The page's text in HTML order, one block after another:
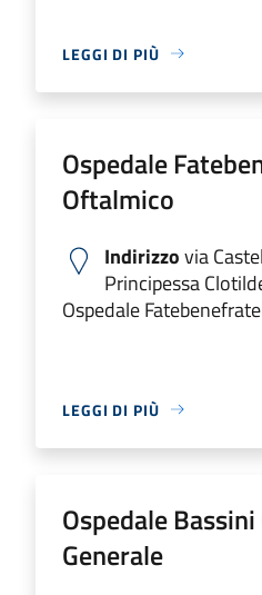
LEGGI DI PIÙ
Ospedale
Oftalmico
Indirizzovia
Principessa
Ospedale
LEGGI DI PIÙ
Ospedale
Generale